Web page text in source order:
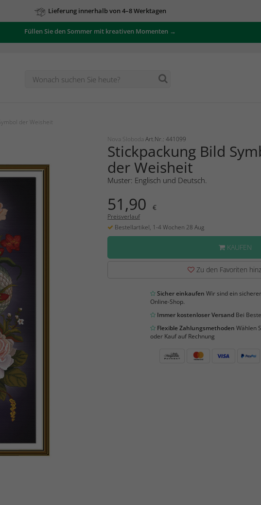
Lieferung innerhalb von 4–8 Werktagen
Füllen Sie den Sommer mit kreativen Momenten →
der Weisheit
Nova Sloboda Art.Nr.: 441099
Stickpackung Bild
der Weisheit
Muster: Englisch und Deutsch.
51,90 €
Preisverlauf
Bestellartikel, 1-4 Wochen 28 Aug
KAUFEN
Zu den Favoriten
Sicher einkaufen Wir sind ein
Online-Shop.
Immer kostenloser VersandBei
Flexible Zahlungsmethoden Wählen
oder Kauf auf Rechnung